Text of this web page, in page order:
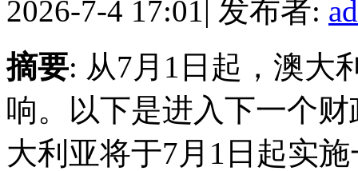
2026-7-4 17:01| 发布者:
摘要: 从7月1日起，澳大
响。以下是进入下一个
大利亚将于7月1日起实